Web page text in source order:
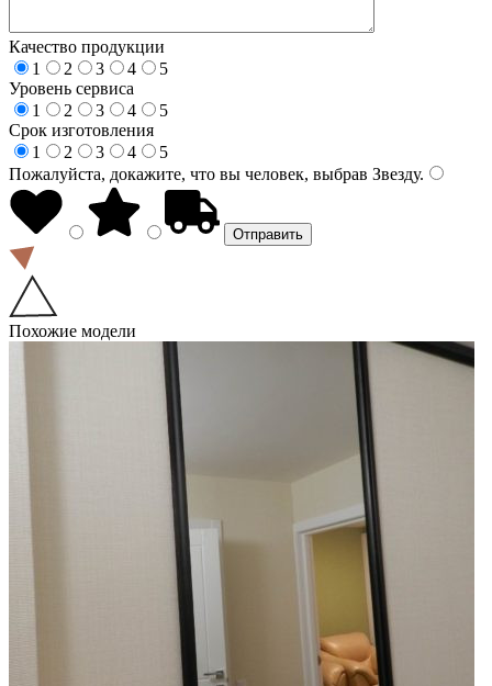
Качество продукции
1
2 3 4
5
Уровень сервиса
1
2 3 4
5
Срок изготовления
1
2 3 4
5
Пожалуйста, докажите, что вы человек, выбрав Звезду.
Похожие модели